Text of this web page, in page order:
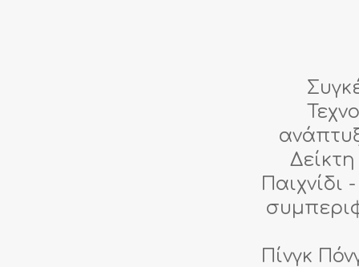
Παιχνίδι
Πίνγκ